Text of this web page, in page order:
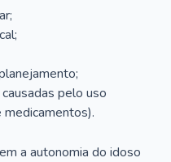
pelo uso
a autonomia do idoso